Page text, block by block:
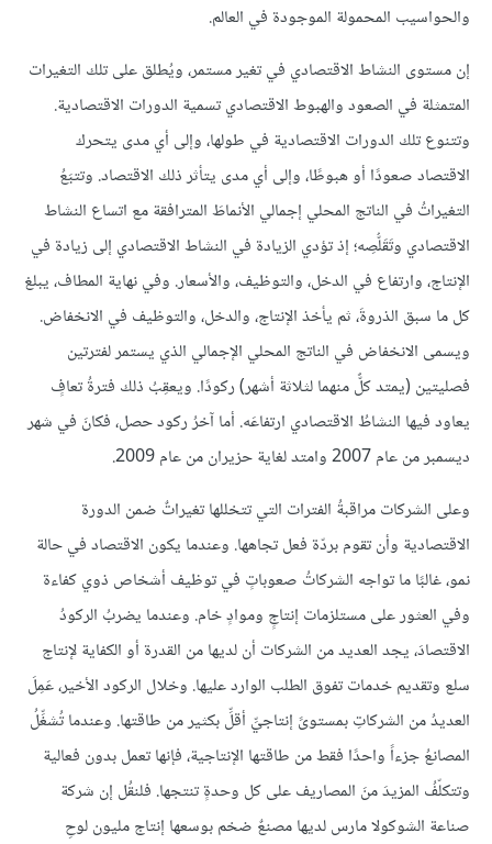
والحواسيب المحمولة الموجودة في العالم.
إن مستوى النشاط الاقتصادي في تغير مستمر، ويُطلق على تلك التغيرات
المتمثلة في الصعود والهبوط الاقتصادي تسمية الدورات الاقتصادية.
وتتنوع تلك الدورات الاقتصادية في طولها، وإلى أي مدى يتحرك
الاقتصاد صعودًا أو هبوطًا، وإلى أي مدى يتأثر ذلك الاقتصاد. وتتبَعُ
التغيراتُ في الناتج المحلي إجمالي الأنماطَ المترافقة مع اتساع النشاط
الاقتصادي وتَقَلُّصِه؛ إذ تؤدي الزيادة في النشاط الاقتصادي إلى زيادة في
الإنتاج، وارتفاع في الدخل، والتوظيف، والأسعار. وفي نهاية المطاف، يبلغ
كل ما سبق الذروةَ، ثم يأخذ الإنتاج، والدخل، والتوظيف في الانخفاض.
ويسمى الانخفاض في الناتج المحلي الإجمالي الذي يستمر لفترتين
فصليتين (يمتد كلٌّ منهما لثلاثة أشهر) ركودًا. ويعقِبُ ذلك فترةُ تعافٍ
يعاود فيها النشاطُ الاقتصادي ارتفاعَه. أما آخرُ ركود حصل، فكانَ في شهر
ديسمبر من عام 2007 وامتد لغاية حزيران من عام 2009.
وعلى الشركات مراقبةُ الفترات التي تتخللها تغيراتٌ ضمن الدورة
الاقتصادية وأن تقوم بردّة فعل تجاهها. وعندما يكون الاقتصاد في حالة
نمو، غالبًا ما تواجه الشركاتُ صعوباتٍ في توظيف أشخاص ذوي كفاءة
وفي العثور على مستلزمات إنتاجٍ وموادٍ خام. وعندما يضربُ الركودُ
الاقتصادَ، يجد العديد من الشركات أن لديها من القدرة أو الكفاية لإنتاج
سلع وتقديم خدمات تفوق الطلب الوارد عليها. وخلال الركود الأخير، عَمِلَ
العديدُ من الشركاتِ بمستوىً إنتاجيِّ أقلِّ بكثير من طاقتها. وعندما تُشغِّلُ
المصانعُ جزءاً واحدًا فقط من طاقتها الإنتاجية، فإنها تعمل بدون فعالية
وتتكلّفُ المزيدَ منَ المصاريف على كل وحدةٍ تنتجها. فلنقُل إن شركة
صناعة الشوكولا مارس لديها مصنعٌ ضخم بوسعها إنتاج مليون لوحِ